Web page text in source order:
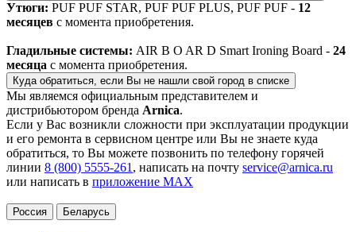
Утюги: PUF PUF STAR, PUF PUF PLUS, PUF PUF - 12
месяцев с момента приобретения.
Гладильные системы: AIR B O AR D Smart Ironing Board - 24
месяца с момента приобретения.
Куда обратиться, если Вы не нашли свой город в списке
Мы являемся официальным представителем и
дистрибьютором бренда Arnica.
Если у Вас возникли сложности при эксплуатации продукции
и его ремонта в сервисном центре или Вы не знаете куда
обратиться, то Вы можете позвонить по телефону горячей
линии 8 (800) 5555-261 , написать на почту service@arnica.ru
или написать в приложение MAX
Россия Беларусь